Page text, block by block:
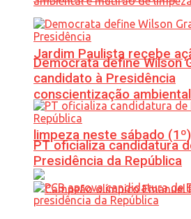
Jardim Paulista recebe
conscientização
limpeza neste sábado (1º)
Democrata define Wilson
candidato à Presidência
PT oficializa candidatura
Presidência da República